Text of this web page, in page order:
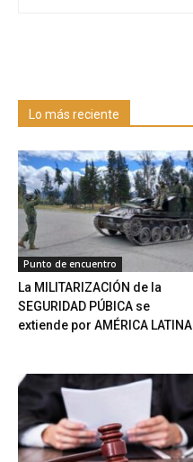
Lo más reciente
Punto de encuentro
La MILITARIZACIÓN de la
SEGURIDAD PÚBICA se
extiende por AMÉRICA LATINA